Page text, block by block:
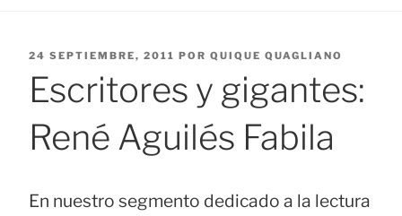
PUBLICADO
24 SEPTIEMBRE, 2011 POR QUIQUE QUAGLIANO
Escritores y gigantes:
René Aguilés Fabila
En nuestro segmento dedicado a la lectura